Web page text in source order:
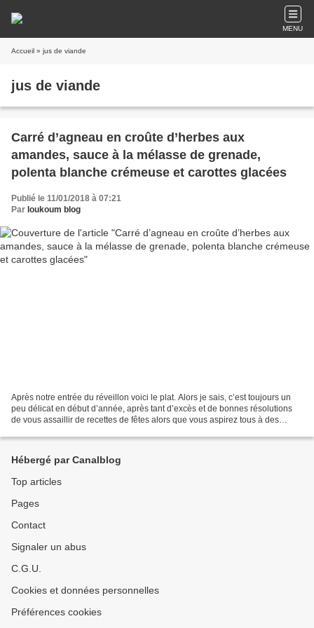
MENU
Accueil » jus de viande
jus de viande
Carré d’agneau en croûte d’herbes aux
amandes, sauce à la mélasse de grenade,
polenta blanche crémeuse et carottes glacées
Publié le 11/01/2018 à 07:21
Par loukoum blog
Après notre entrée du réveillon voici le plat. Alors je sais, c’est toujours un
peu délicat en début d’année, après tant d’excès et de bonnes résolutions
de vous assaillir de recettes de fêtes alors que vous aspirez tous à des
Hébergé par Canalblog
Top articles
Pages
Contact
Signaler un abus
C.G.U.
Cookies et données personnelles
Préférences cookies